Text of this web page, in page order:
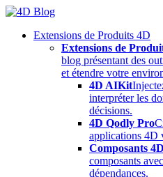
Skip
contentExtensions de Produits 4D
Extensions de
blog présentant des
et étendre votre
4D AIKit
interpréter les
décisions.
4D Qodly Pro
applications 4D
Composants 4D
composants
dépendances.